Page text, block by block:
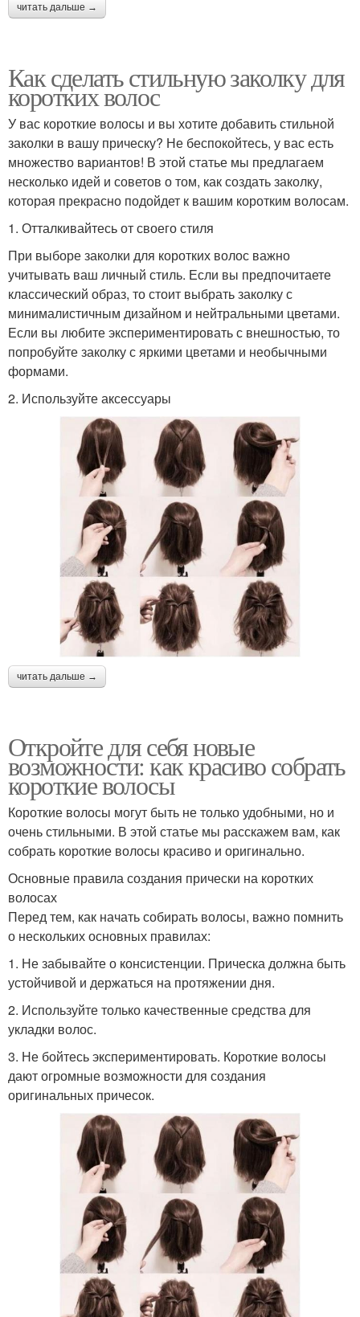
читать дальше →
Как сделать стильную заколку для
коротких волос
У вас короткие волосы и вы хотите добавить стильной
заколки в вашу прическу? Не беспокойтесь, у вас есть
множество вариантов! В этой статье мы предлагаем
несколько идей и советов о том, как создать заколку,
которая прекрасно подойдет к вашим коротким волосам.
1. Отталкивайтесь от своего стиля
При выборе заколки для коротких волос важно
учитывать ваш личный стиль. Если вы предпочитаете
классический образ, то стоит выбрать заколку с
минималистичным дизайном и нейтральными цветами.
Если вы любите экспериментировать с внешностью, то
попробуйте заколку с яркими цветами и необычными
формами.
2. Используйте аксессуары
читать дальше →
Откройте для себя новые
возможности: как красиво собрать
короткие волосы
Короткие волосы могут быть не только удобными, но и
очень стильными. В этой статье мы расскажем вам, как
собрать короткие волосы красиво и оригинально.
Основные правила создания прически на коротких
волосах
Перед тем, как начать собирать волосы, важно помнить
о нескольких основных правилах:
1. Не забывайте о консистенции. Прическа должна быть
устойчивой и держаться на протяжении дня.
2. Используйте только качественные средства для
укладки волос.
3. Не бойтесь экспериментировать. Короткие волосы
дают огромные возможности для создания
оригинальных причесок.